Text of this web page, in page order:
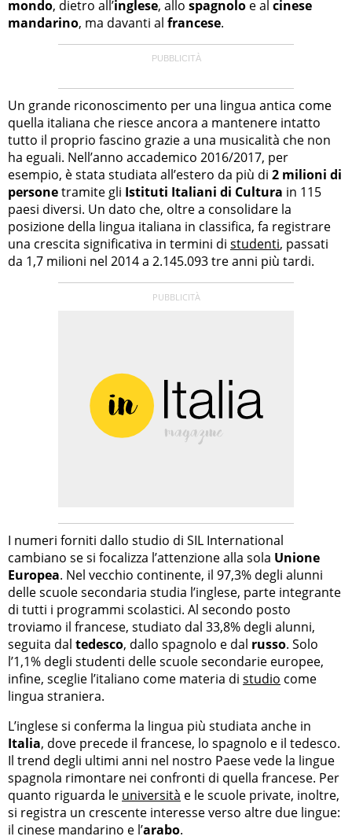
mondo, dietro all’inglese, allo spagnolo e al cinese
mandarino, ma davanti al francese.
Un grande riconoscimento per una lingua antica come
quella italiana che riesce ancora a mantenere intatto
tutto il proprio fascino grazie a una musicalità che non
ha eguali. Nell’anno accademico 2016/2017, per
esempio, è stata studiata all’estero da più di 2 milioni di
personetramite gli Istituti Italiani di Cultura in 115
paesi diversi. Un dato che, oltre a consolidare la
posizione della lingua italiana in classifica, fa registrare
una crescita significativa in termini di studenti, passati
da 1,7 milioni nel 2014 a 2.145.093 tre anni più tardi.
I numeri forniti dallo studio di SIL International
cambiano se si focalizza l’attenzione alla sola Unione
Europea. Nel vecchio continente, il 97,3% degli alunni
delle scuole secondaria studia l’inglese, parte integrante
di tutti i programmi scolastici. Al secondo posto
troviamo il francese, studiato dal 33,8% degli alunni,
seguita dal tedesco, dallo spagnolo e dal russo. Solo
l’1,1% degli studenti delle scuole secondarie europee,
infine, sceglie l’italiano come materia di studio come
lingua straniera.
L’inglese si conferma la lingua più studiata anche in
Italia, dove precede il francese, lo spagnolo e il tedesco.
Il trend degli ultimi anni nel nostro Paese vede la lingue
spagnola rimontare nei confronti di quella francese. Per
quanto riguarda le università e le scuole private, inoltre,
si registra un crescente interesse verso altre due lingue:
il cinese mandarino e l’arabo.